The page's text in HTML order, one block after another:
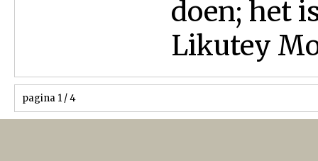
doen; het
Likutey
pagina 1 / 4